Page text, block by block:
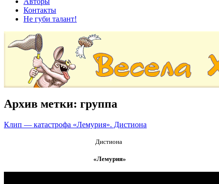
Контакты
Не губи талант!
Архив метки: группа
Клип — катастрофа «Лемурия». Дистиона
Дистиона
«Лемурия»